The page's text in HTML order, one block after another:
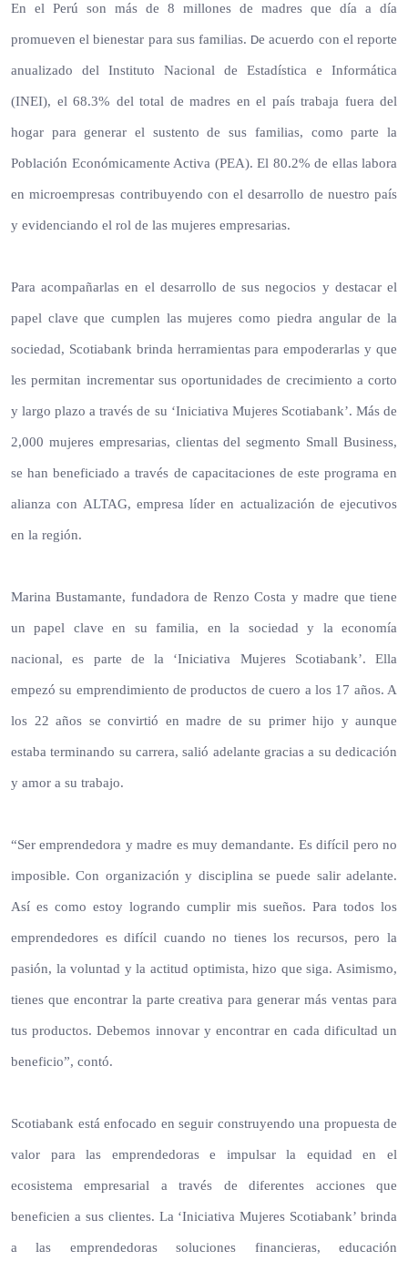
En el Perú son más de 8 millones de madres que día a día
promueven el bienestar para sus familias. De acuerdo con el reporte
anualizado del Instituto Nacional de Estadística e Informática
(INEI), el 68.3% del total de madres en el país trabaja fuera del
hogar para generar el sustento de sus familias, como parte la
Población Económicamente Activa (PEA). El 80.2% de ellas labora
en microempresas contribuyendo con el desarrollo de nuestro país
y evidenciando el rol de las mujeres empresarias.
Para acompañarlas en el desarrollo de sus negocios y destacar el
papel clave que cumplen las mujeres como piedra angular de la
sociedad, Scotiabank brinda herramientas para empoderarlas y que
les permitan incrementar sus oportunidades de crecimiento a corto
y largo plazo a través de su ‘Iniciativa Mujeres Scotiabank’. Más de
2,000 mujeres empresarias, clientas del segmento Small Business,
se han beneficiado a través de capacitaciones de este programa en
alianza con ALTAG, empresa líder en actualización de ejecutivos
en la región.
Marina Bustamante, fundadora de Renzo Costa y madre que tiene
un papel clave en su familia, en la sociedad y la economía
nacional, es parte de la ‘Iniciativa Mujeres Scotiabank’. Ella
empezó su emprendimiento de productos de cuero a los 17 años. A
los 22 años se convirtió en madre de su primer hijo y aunque
estaba terminando su carrera, salió adelante gracias a su dedicación
y amor a su trabajo.
“Ser emprendedora y madre es muy demandante. Es difícil pero no
imposible. Con organización y disciplina se puede salir adelante.
Así es como estoy logrando cumplir mis sueños. Para todos los
emprendedores es difícil cuando no tienes los recursos, pero la
pasión, la voluntad y la actitud optimista, hizo que siga. Asimismo,
tienes que encontrar la parte creativa para generar más ventas para
tus productos. Debemos innovar y encontrar en cada dificultad un
beneficio”, contó.
Scotiabank está enfocado en seguir construyendo una propuesta de
valor para las emprendedoras e impulsar la equidad en el
ecosistema empresarial a través de diferentes acciones que
beneficien a sus clientes. La ‘Iniciativa Mujeres Scotiabank’ brinda
a las emprendedoras soluciones financieras, educación